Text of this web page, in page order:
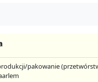
pakowanie